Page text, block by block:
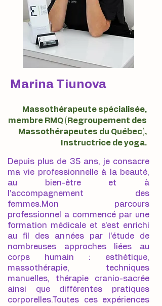
Marina Tiunova
Massothérapeute spécialisée,
membre RMQ (Regroupement des
Massothérapeutes du Québec),
Instructrice de yoga.
Depuis plus de 35 ans, je consacre
ma vie professionnelle à la beauté,
au bien-être et à
l’accompagnement des
femmes.Mon parcours
professionnel a commencé par une
formation médicale et s’est enrichi
au fil des années par l’étude de
nombreuses approches liées au
corps humain : esthétique,
massothérapie, techniques
manuelles, thérapie cranio-sacrée
ainsi que différentes pratiques
corporelles.Toutes ces expériences